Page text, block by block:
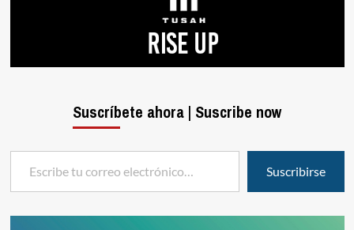
Suscríbete ahora | Suscribe now
Escribe tu correo electrónico…
Suscribirse